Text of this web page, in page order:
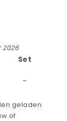
2026
Set
-
geladen
of